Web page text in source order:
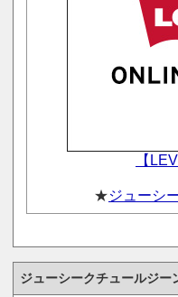
【
★ジューシ
ジューシークチュールジー